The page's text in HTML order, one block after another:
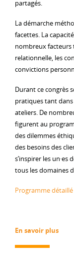
partagés.
La démarche
facettes. La
nombreux facteurs
relationnelle, les
convictions
Durant ce congrès
pratiques tant
ateliers. De
figurent au
des dilemmes
des besoins des
s’inspirer les un·es
tous les domaines
Programme
En savoir plus